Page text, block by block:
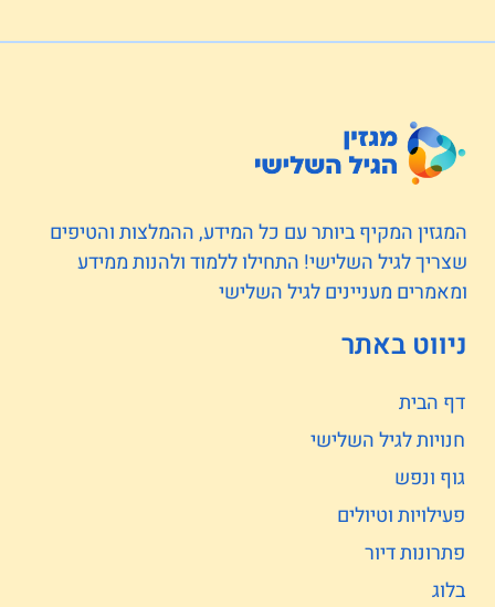
המגזין המקיף ביותר עם כל המידע, ההמלצות והטיפים
שצריך לגיל השלישי! התחילו ללמוד ולהנות ממידע
ומאמרים מעניינים לגיל השלישי
ניווט באתר
דף הבית
חנויות לגיל השלישי
גוף ונפש
פעילויות וטיולים
פתרונות דיור
בלוג